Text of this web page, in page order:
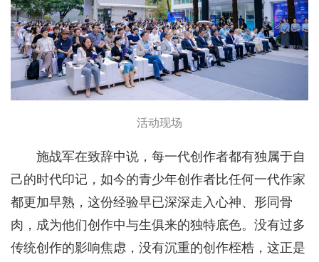
活动现场
施战军在致辞中说，每一代创作者都有独属于自
己的时代印记，如今的青少年创作者比任何一代作家
都更加早熟，这份经验早已深深走入心神、形同骨
肉，成为他们创作中与生俱来的独特底色。没有过多
传统创作的影响焦虑，没有沉重的创作桎梏，这正是